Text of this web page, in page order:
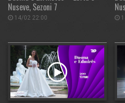
Nuseve, Sezoni 7
14/02 22:00